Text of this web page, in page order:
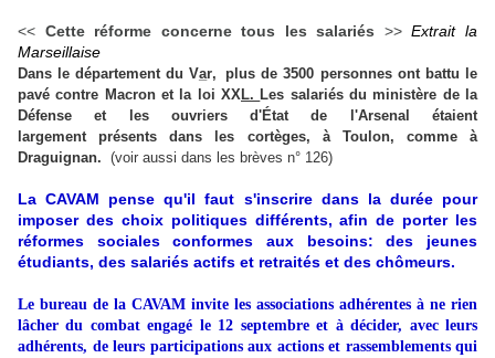
<< Cette réforme concerne tous les salariés >> Extrait la
Marseillaise
Dans le département duVar,plus de3500 personnes ont battu le
pavé contre Macron et la loi XXL. Les salariés du ministère de la
Défense et les ouvriers d'Étatde l'Arsenalétaient
largement présents dans les cortèges, à Toulon, comme à
Draguignan. (voir aussi dans les brèves n° 126)
La CAVAM pense qu'il faut s'inscrire dans la durée pour
imposer des choix politiques différents, afin de porter les
réformes sociales conformes aux besoins: des jeunes
étudiants, des salariés actifs et retraités et des chômeurs.
Le bureau de la CAVAM invite les associations adhérentes à ne rien
lâcher du combat engagé le 12 septembre et à décider, avec leurs
adhérents, de leurs participations aux actions et rassemblements qui